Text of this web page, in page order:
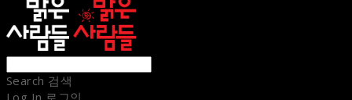
Search 검색
Log In 로그인